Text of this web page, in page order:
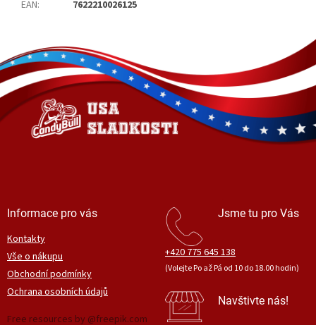
EAN: 7622210026125
á
p
a
í
Informace pro vás
Kontakty
Vše o nákupu
Obchodní podmínky
Ochrana osobních údajů
Free resources by @freepik.com
Jsme tu pro Vás
+420 775 645 138
(Volejte Po až Pá od 10 do 18.00 hodin)
Navštivte nás!